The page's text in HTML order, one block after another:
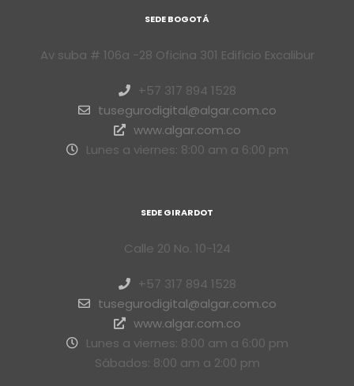
SEDE BOGOTÁ
Av suba # 106a -28 Oficina 301 Edificio Excalibur
+57 317 894 1528
tusegurodigital@algar.com.co
www.algar.com.co
Lunes a viernes: 8:00 am a 6:00 pm
SEDE GIRARDOT
Calle 20 No. 10-124
+57 317 894 1528
tusegurodigital@algar.com.co
www.algar.com.co
Lunes a viernes: 8:00 am a 6:00 pm
Sábados: 8:00 am a 2:00 pm